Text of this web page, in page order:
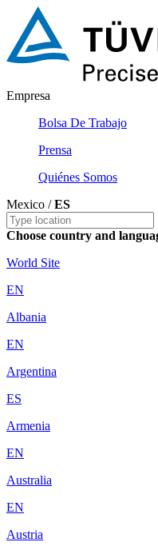
Empresa
Bolsa De Trabajo
Prensa
Quiénes Somos
Mexico /ES
Choose country and
World Site
EN
Albania
EN
Argentina
ES
Armenia
EN
Australia
EN
Austria